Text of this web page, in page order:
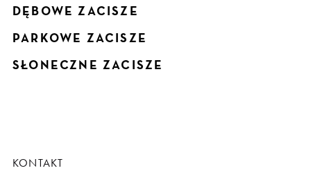
DĘBOWE ZACISZE
PARKOWE ZACISZE
SŁONECZNE ZACISZE
KONTAKT